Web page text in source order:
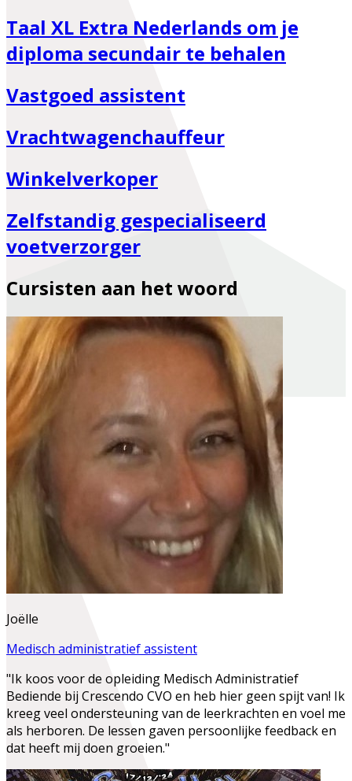
Taal XL Extra Nederlands om je
diploma secundair te behalen
Vastgoed assistent
Vrachtwagenchauffeur
Winkelverkoper
Zelfstandig gespecialiseerd
voetverzorger
Cursisten aan het woord
Joëlle
Medisch administratief assistent
"Ik koos voor de opleiding Medisch Administratief
Bediende bij Crescendo CVO en heb hier geen spijt van! Ik
kreeg veel ondersteuning van de leerkrachten en voel me
als herboren. De lessen gaven persoonlijke feedback en
dat heeft mij doen groeien."